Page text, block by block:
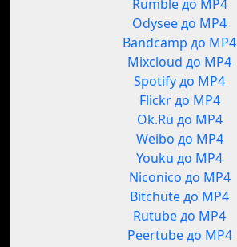
Rumble до MP4
Odysee до MP4
Bandcamp до MP4
Mixcloud до MP4
Spotify до MP4
Flickr до MP4
Ok.Ru до MP4
Weibo до MP4
Youku до MP4
Niconico до MP4
Bitchute до MP4
Rutube до MP4
Peertube до MP4